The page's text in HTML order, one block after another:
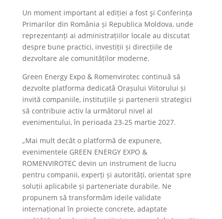
Un moment important al ediției a fost şi Conferința
Primarilor din România și Republica Moldova, unde
reprezentanți ai administrațiilor locale au discutat
despre bune practici, investiții și direcțiile de
dezvoltare ale comunităților moderne.
Green Energy Expo & Romenvirotec continuă să
dezvolte platforma dedicată Orașului Viitorului și
invită companiile, instituțiile și partenerii strategici
să contribuie activ la următorul nivel al
evenimentului, în perioada 23-25 martie 2027.
„Mai mult decât o platformă de expunere,
evenimentele GREEN ENERGY EXPO &
ROMENVIROTEC devin un instrument de lucru
pentru companii, experți și autorități, orientat spre
soluții aplicabile și parteneriate durabile. Ne
propunem să transformăm ideile validate
internațional în proiecte concrete, adaptate